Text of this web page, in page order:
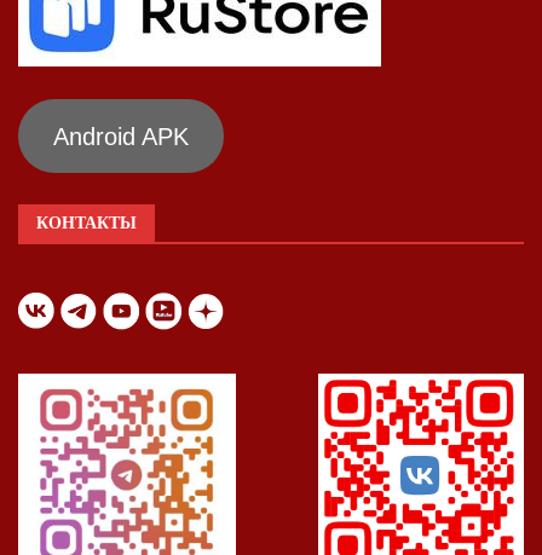
Android APK
КОНТАКТЫ